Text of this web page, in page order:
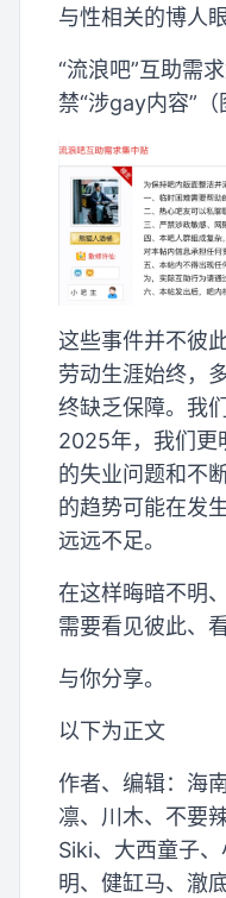
与性相关的博人
“流浪吧”互助需
禁“涉gay内容”（
这些事件并不彼
劳动生涯始终，
终缺乏保障。我
2025年，我们更
的失业问题和不
的趋势可能在发
远远不足。
在这样晦暗不明
需要看见彼此、
与你分享。
以下为正文
作者、编辑：海
凛、川木、不要
Siki、大西童子、
明、健缸马、澈